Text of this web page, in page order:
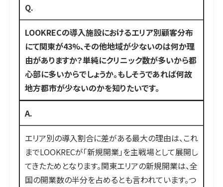
Q.
LOOKRECの導入施設におけるエリア別顧客分布
にて関東が43%、その他地域が少ないのは何か理
由がありますか？単純にクリニック数が多いから都
心部に多いからでしょうか。もしそうであれば何故
地方都市が少ないのかを知りたいです。
A.
エリア別の導入割合に差がある最大の理由は、これ
までLOOKRECが「新規開業」を主戦場として展開し
てきたためとなります。関東エリアの新規開業は、全
国の開業数の半分を占めるとも言われています。つ